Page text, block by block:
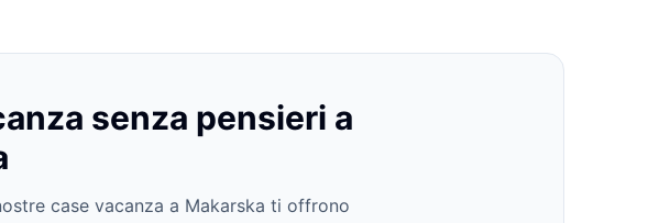
senza pensieri a
case vacanza a Makarska ti offrono